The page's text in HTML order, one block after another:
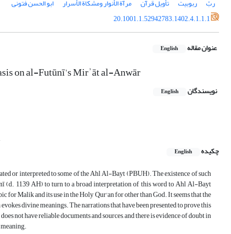
ربّ
ربوبیت تأویل قرآن مرآة الأنوار ومشکاة الأسرار
ابو الحسن فتونی
20.1001.1.52942783.1402.4.1.1.1
عنوان مقاله English
on al-Futūnī's Mirʾāt al-Anwār
نویسندگان English
چکیده
English
or interpreted to some of the Ahl Al-Bayt (PBUH). The existence of such
(d. 1139 AH) to turn to a broad interpretation of this word to Ahl Al-Bayt
for Malik and its use in the Holy Qur'an for other than God. It seems that the
divine meanings. The narrations that have been presented to prove this
not have reliable documents and sources, and there is evidence of doubt in